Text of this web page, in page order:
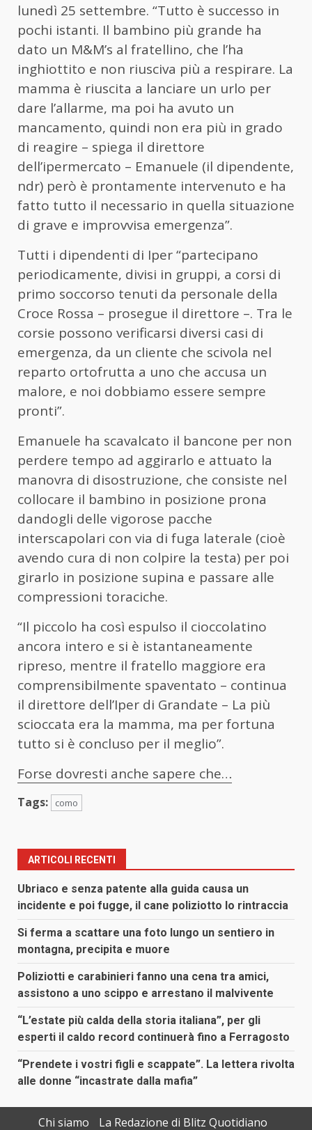
lunedì 25 settembre. “Tutto è successo in
pochi istanti. Il bambino più grande ha
dato un M&M’s al fratellino, che l’ha
inghiottito e non riusciva più a respirare. La
mamma è riuscita a lanciare un urlo per
dare l’allarme, ma poi ha avuto un
mancamento, quindi non era più in grado
di reagire – spiega il direttore
dell’ipermercato – Emanuele (il dipendente,
ndr) però è prontamente intervenuto e ha
fatto tutto il necessario in quella situazione
di grave e improvvisa emergenza”.
Tutti i dipendenti di Iper “partecipano
periodicamente, divisi in gruppi, a corsi di
primo soccorso tenuti da personale della
Croce Rossa – prosegue il direttore –. Tra le
corsie possono verificarsi diversi casi di
emergenza, da un cliente che scivola nel
reparto ortofrutta a uno che accusa un
malore, e noi dobbiamo essere sempre
pronti”.
Emanuele ha scavalcato il bancone per non
perdere tempo ad aggirarlo e attuato la
manovra di disostruzione, che consiste nel
collocare il bambino in posizione prona
dandogli delle vigorose pacche
interscapolari con via di fuga laterale (cioè
avendo cura di non colpire la testa) per poi
girarlo in posizione supina e passare alle
compressioni toraciche.
“Il piccolo ha così espulso il cioccolatino
ancora intero e si è istantaneamente
ripreso, mentre il fratello maggiore era
comprensibilmente spaventato – continua
il direttore dell’Iper di Grandate – La più
scioccata era la mamma, ma per fortuna
tutto si è concluso per il meglio”.
Forse dovresti anche sapere che…
Tags: como
ARTICOLI RECENTI
Ubriaco e senza patente alla guida causa un
incidente e poi fugge, il cane poliziotto lo rintraccia
Si ferma a scattare una foto lungo un sentiero in
montagna, precipita e muore
Poliziotti e carabinieri fanno una cena tra amici,
assistono a uno scippo e arrestano il malvivente
“L’estate più calda della storia italiana”, per gli
esperti il caldo record continuerà fino a Ferragosto
“Prendete i vostri figli e scappate”. La lettera rivolta
alle donne “incastrate dalla mafia”
Chi siamo La Redazione di Blitz Quotidiano